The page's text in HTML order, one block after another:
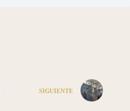
SIGUIENTE